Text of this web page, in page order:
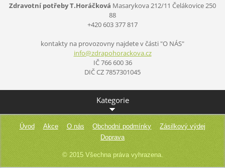
Zdravotní potřeby T.Horáčková Masarykova 212/11 Čelákovice250
88
+420 603 377 817
kontakty na provozovny najdete v části "O NÁS"
info@zdrapohorackova.cz
IČ 766 600 36
DIČ CZ 7857301045
Kategorie
Úvod Akce O nás Obchodní podmínky
Zásilkový výdej
Doprava
© 2015 Všechna práva vyhrazena.